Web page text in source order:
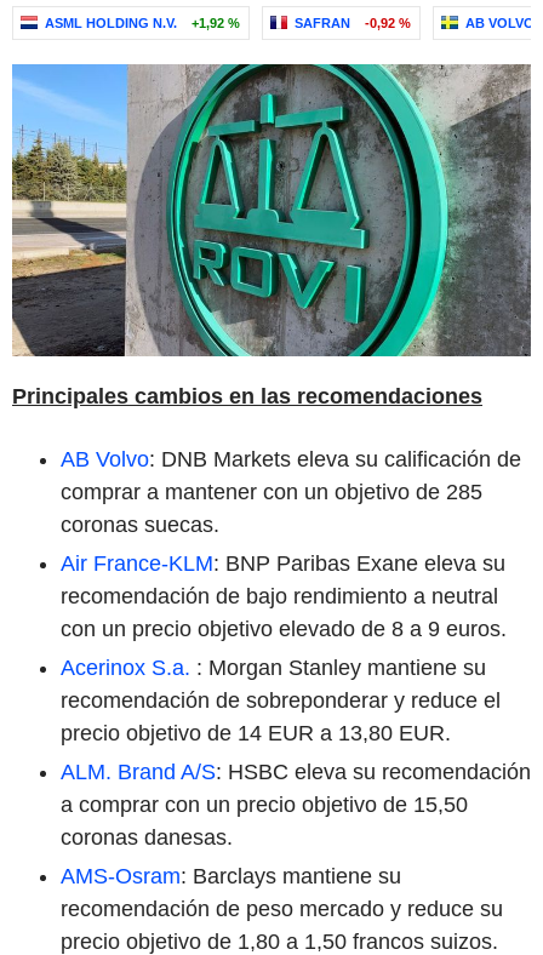
ASML HOLDING N.V. +1,92 % SAFRAN -0,92 % AB VOLVO
Principales cambios en las recomendaciones
AB Volvo: DNB Markets eleva su calificación de
comprar a mantener con un objetivo de 285
coronas suecas.
Air France-KLM: BNP Paribas Exane eleva su
recomendación de bajo rendimiento a neutral
con un precio objetivo elevado de 8 a 9 euros.
Acerinox S.a. : Morgan Stanley mantiene su
recomendación de sobreponderar y reduce el
precio objetivo de 14 EUR a 13,80 EUR.
ALM. Brand A/S: HSBC eleva su recomendación
a comprar con un precio objetivo de 15,50
coronas danesas.
AMS-Osram: Barclays mantiene su
recomendación de peso mercado y reduce su
precio objetivo de 1,80 a 1,50 francos suizos.